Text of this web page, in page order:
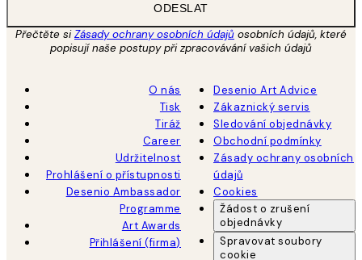
ODESLAT
Přečtěte siZásady ochrany osobních údajů osobních údajů, které
popisují naše postupy při zpracovávání vašich údajů
O nás
Tisk
Tiráž
Career
Udržitelnost
Prohlášení o přístupnosti
Desenio Ambassador
Programme
Art Awards
Přihlášení (firma)
Desenio Art Advice
Zákaznický servis
Sledování objednávky
Obchodní podmínky
Zásady ochrany osobních
údajů
Cookies
Žádost o zrušení
objednávky
Spravovat soubory
cookie